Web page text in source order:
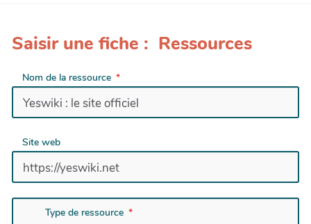
Saisir une fiche : Ressources
Nom de la ressource
Site web
Type de ressource